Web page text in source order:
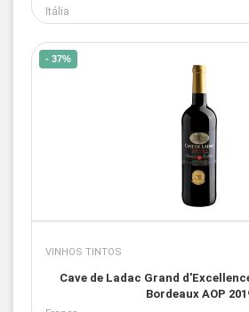
Itália
- 37%
VINHOS TINTOS
Cave de Ladac Grand
Bordeaux AOP